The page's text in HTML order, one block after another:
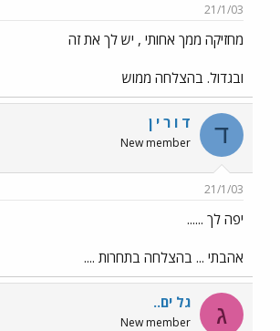
21/1/03
מחזיקה ממך אחותי , יש לך את זה
ובגדול. בהצלחה ממוש
ד ד ו ר י ן
New member
21/1/03
יפה לך ......
אהבתי ... בהצלחה בתחרות ....
ג גל ים..
New member